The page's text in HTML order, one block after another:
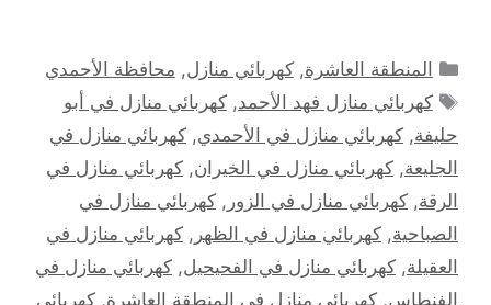
التصنيفات
المنطقة العاشرة,كهربائي منازل, محافظة الأحمدي
الوسوم
كهربائي منازل فهد الأحمد,كهربائي منازل في أبو
حليفة, كهربائي منازل في الأحمدي, كهربائي منازل في
الجليعة, كهربائي منازل في الخيران, كهربائي منازل في
الرقة, كهربائي منازل في الزور , كهربائي منازل في
الصباحية, كهربائي منازل في الظهر , كهربائي منازل في
العقيلة, كهربائي منازل في الفحيحيل, كهربائي منازل في
الفنطاس, كهربائي منازل في المنطقة العاشرة, كهربائي